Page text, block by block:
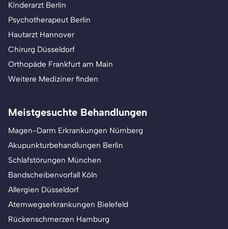
Kinderarzt Berlin
Psychotherapeut Berlin
Hautarzt Hannover
Chirurg Düsseldorf
Orthopäde Frankfurt am Main
Weitere Mediziner finden
Meistgesuchte Behandlungen
Magen-Darm Erkrankungen Nürnberg
Akupunkturbehandlungen Berlin
Schlafstörungen München
Bandscheibenvorfall Köln
Allergien Düsseldorf
Atemwegserkrankungen Bielefeld
Rückenschmerzen Hamburg